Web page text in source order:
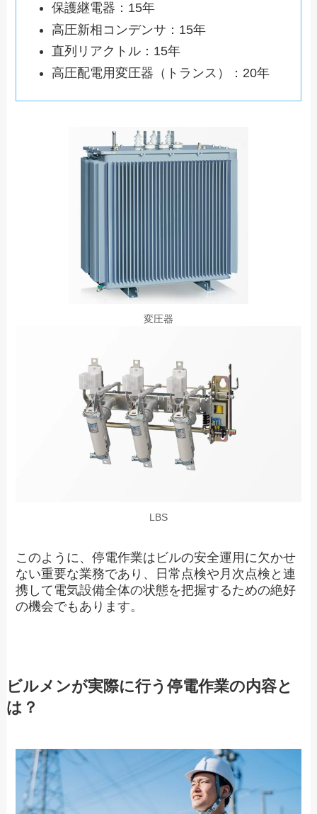
保護継電器：15年
高圧新相コンデンサ：15年
直列リアクトル：15年
高圧配電用変圧器（トランス）：20年
変圧器
LBS
このように、停電作業はビルの安全運用に欠かせ
ない重要な業務であり、日常点検や月次点検と連
携して電気設備全体の状態を把握するための絶好
の機会でもあります。
ビルメンが実際に行う停電作業の内容と
は？